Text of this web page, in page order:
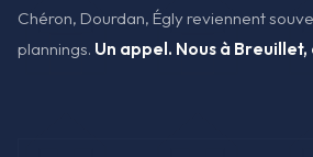
Chéron, Dourdan, Égly reviennent
plannings. Un appel. Nous à